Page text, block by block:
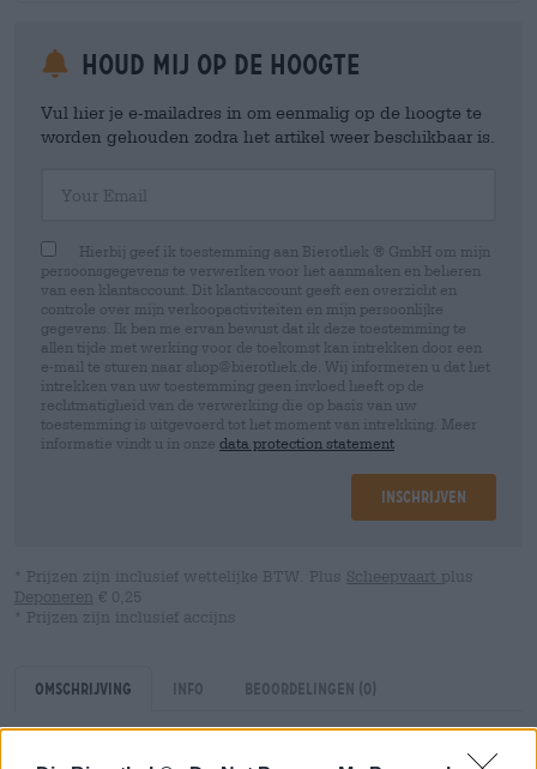
Houd mij op de hoogte
Vul hier je e-mailadres in om eenmalig op de hoogte te
worden gehouden zodra het artikel weer beschikbaar is.
Hierbij geef ik toestemming aan Bierothek ® GmbH om mijn
persoonsgegevens te verwerken voor het aanmaken en beheren
van een klantaccount. Dit klantaccount geeft een overzicht en
controle over mijn verkoopactiviteiten en mijn persoonlijke
gegevens. Ik ben me ervan bewust dat ik deze toestemming te
allen tijde met werking voor de toekomst kan intrekken door een
e-mail te sturen naar shop@bierothek.de. Wij informeren u dat het
intrekken van uw toestemming geen invloed heeft op de
rechtmatigheid van de verwerking die op basis van uw
toestemming is uitgevoerd tot het moment van intrekking. Meer
informatie vindt u in onze data protection statement
Inschrijven
* Prijzen zijn inclusief wettelijke BTW. Plus Scheepvaart plus
Deponeren € 0,25
* Prijzen zijn inclusief accijns
Omschrijving Info Beoordelingen (0)